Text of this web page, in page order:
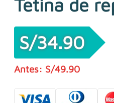
Tetina de
S/49.90
precio
S/34.90
precio